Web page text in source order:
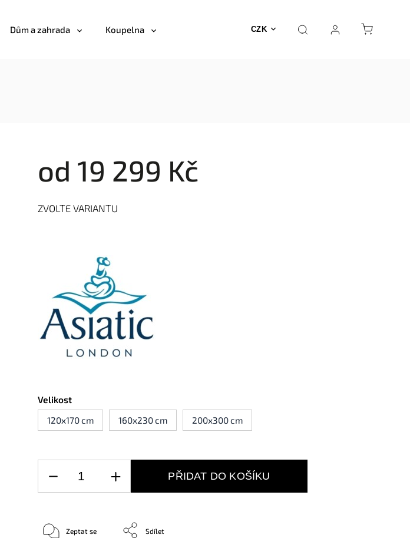
CZK
Dům a zahrada Koupelna Posilovna a fitness Fyzioterapie
od 19 299 Kč
Velikost
120x170 cm
160x230 cm 200x300 cm
ZVOLTE VARIANTU
PŘIDAT DO KOŠÍKU
Zeptat se Sdílet